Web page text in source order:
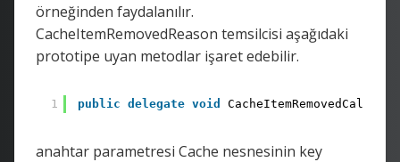
örneğinden faydalanılır.
CacheItemRemovedReason temsilcisi aşağıdaki
prototipe uyan metodlar işaret edebilir.
1 public delegate void
anahtar parametresi Cache nesnesinin key